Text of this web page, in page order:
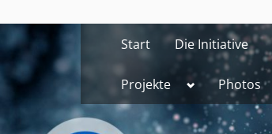
to
content
Start Die Initiative
Projekte Toggle
menu
Photos